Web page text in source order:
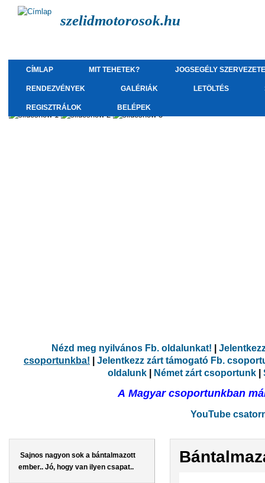
szelidmotorosok.hu
CÍMLAP MIT TEHETEK? JOGSEGÉLY
RENDEZVÉNYEK GALÉRIÁK LETÖLTÉS
REGISZTRÁLOK BELÉPEK
Nézd meg nyilvános Fb. oldalunkat!
csoportunkba!
Jelentkezz zárt támogató Fb.
oldalunk
Német zárt csoportunk
A Magyar csoportunkban
YouTube
Sajnos nagyon sok a bántalmazott
ember.. Jó, hogy van ilyen csapat..